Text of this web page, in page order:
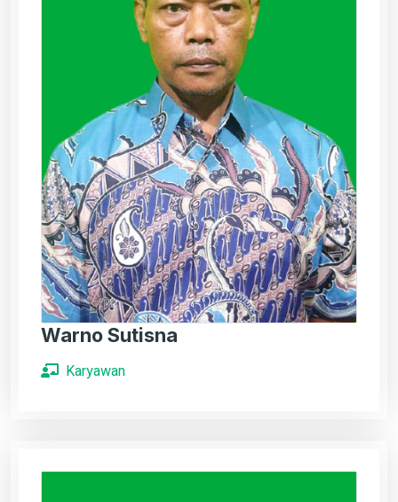
Warno Sutisna
Karyawan